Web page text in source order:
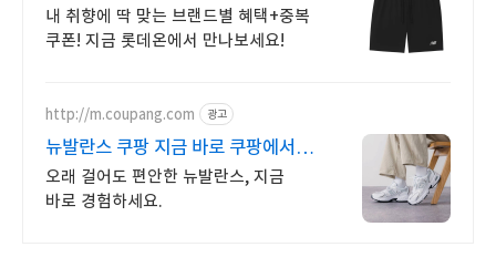
5천원 혜택!
내 취향에 딱 맞는 브랜드별 혜택+중복
쿠폰! 지금 롯데온에서 만나보세요!
http://m.coupang.com 광고
뉴발란스 쿠팡 지금 바로 쿠팡에서
구매
오래 걸어도 편안한 뉴발란스, 지금
바로 경험하세요.